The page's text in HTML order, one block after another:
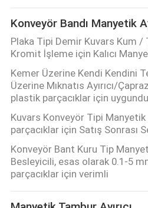
Konveyör Bandı Manyetik
Plaka Tipi Demir Kuvars Kum
Kromit İşleme için Kalıcı
Kemer Üzerine Kendi Kendini
Üzerine Mıknatıs Ayırıcı/
plastik parçacıklar için
Kuvars Konveyör Tipi Manyetik
parçacıklar için Satış Sonrası
Konveyör Bant Kuru Tip
Besleyicili, esas olarak 0.1-5
parçacıklar için verimli